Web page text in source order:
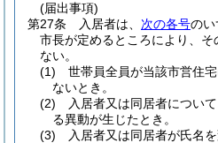
(届出事項)
第27条
入居者は、 次の各号のい
市長が定めるところにより、
ない。
(1)
世帯員全員が当該市営住
ないとき。
(2)
入居者又は同居者につい
る異動が生じたとき。
(3)
入居者又は同居者が氏名を